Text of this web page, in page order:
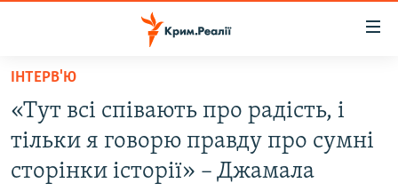
Перейти
основного
матеріалу
Перейти
до
ВОДА.КРИМ
ВІДЕО ТА ФОТО
ІНТЕРВ'Ю
«Тут всі співають про радість, і
тільки я говорю правду про сумні
сторінки історії» – Джамала